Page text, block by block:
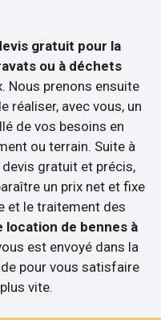
gratuit pour la
ou à déchets
Nous prenons ensuite
réaliser, avec vous, un
de vos besoins en
ou terrain. Suite à
gratuit et précis,
un prix net et fixe
et le traitement des
location de bennes à
est envoyé dans la
pour vous satisfaire
vite.